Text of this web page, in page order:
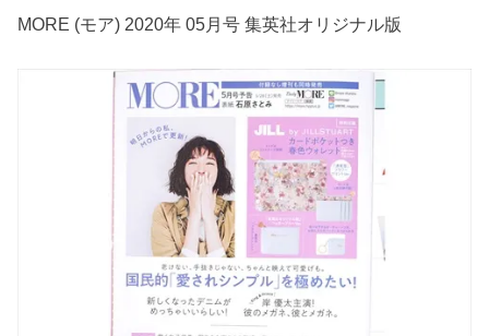
MORE (モア) 2020年 05月号 集英社オリジナル版